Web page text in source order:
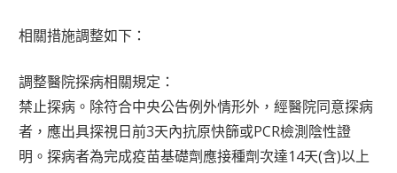
相關措施調整如下：
調整醫院探病相關規定：
禁止探病。除符合中央公告例外情形外，經醫院同意探病
者，應出具探視日前3天內抗原快篩或PCR檢測陰性證
明。探病者為完成疫苗基礎劑應接種劑次達14天(含)以上